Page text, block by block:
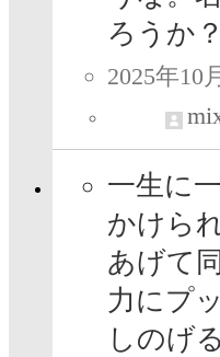
ろうか
2025年10
一生に
かけら
あげて
力にプ
しのげ